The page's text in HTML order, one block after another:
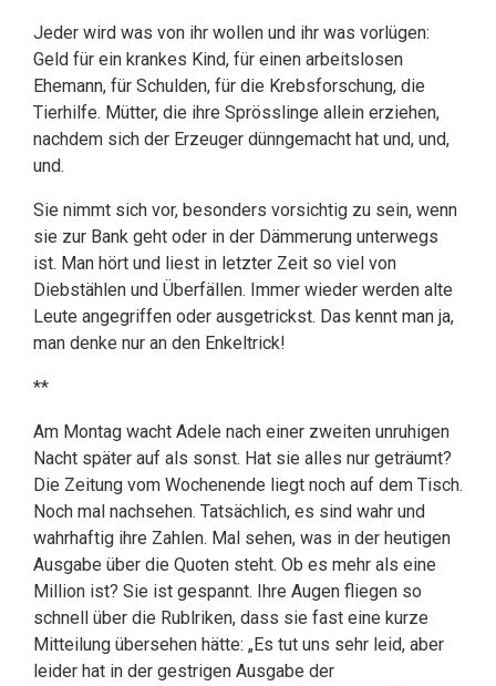
Jeder wird was von ihr wollen und ihr was vorlügen:
Geld für ein krankes Kind, für einen arbeitslosen
Ehemann, für Schulden, für die Krebsforschung, die
Tierhilfe. Mütter, die ihre Sprösslinge allein erziehen,
nachdem sich der Erzeuger dünngemacht hat und, und,
und.
Sie nimmt sich vor, besonders vorsichtig zu sein, wenn
sie zur Bank geht oder in der Dämmerung unterwegs
ist. Man hört und liest in letzter Zeit so viel von
Diebstählen und Überfällen. Immer wieder werden alte
Leute angegriffen oder ausgetrickst. Das kennt man ja,
man denke nur an den Enkeltrick!
**
Am Montag wacht Adele nach einer zweiten unruhigen
Nacht später auf als sonst. Hat sie alles nur geträumt?
Die Zeitung vom Wochenende liegt noch auf dem Tisch.
Noch mal nachsehen. Tatsächlich, es sind wahr und
wahrhaftig ihre Zahlen. Mal sehen, was in der heutigen
Ausgabe über die Quoten steht. Ob es mehr als eine
Million ist? Sie ist gespannt. Ihre Augen fliegen so
schnell über die Rublriken, dass sie fast eine kurze
Mitteilung übersehen hätte: „Es tut uns sehr leid, aber
leider hat in der gestrigen Ausgabe der